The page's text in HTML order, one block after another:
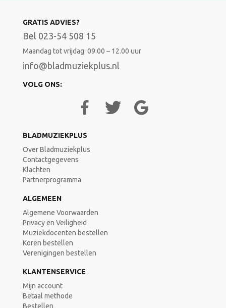
GRATIS ADVIES?
Bel 023-54 508 15
Maandag tot vrijdag: 09.00 – 12.00 uur
info@bladmuziekplus.nl
VOLG ONS:
BLADMUZIEKPLUS
Over Bladmuziekplus
Contactgegevens
Klachten
Partnerprogramma
ALGEMEEN
Algemene Voorwaarden
Privacy en Veiligheid
Muziekdocenten bestellen
Koren bestellen
Verenigingen bestellen
KLANTENSERVICE
Mijn account
Betaal methode
Bestellen